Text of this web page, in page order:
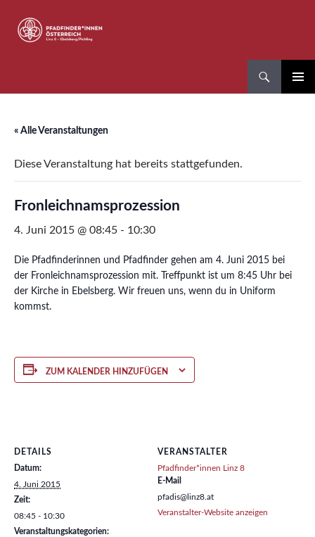
Inhalt
springen
« Alle Veranstaltungen
Diese Veranstaltung hat bereits stattgefunden.
Fronleichnamsprozession
4. Juni 2015 @ 08:45 - 10:30
Die Pfadfinderinnen und Pfadfinder gehen am 4. Juni 2015 bei
der Fronleichnamsprozession mit. Treffpunkt ist um 8:45 Uhr bei
der Kirche in Ebelsberg. Wir freuen uns, wenn du in Uniform
kommst.
ZUM KALENDER HINZUFÜGEN
DETAILS
Datum:
4. Juni 2015
Zeit:
08:45 - 10:30
Veranstaltungskategorien:
VERANSTALTER
Pfadfinder*innen Linz 8
E-Mail
pfadis@linz8.at
Veranstalter-Website anzeigen